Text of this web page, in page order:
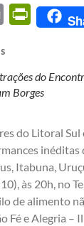
Email
do
Borges
do Litoral Sul
inéditas
Itabuna,
às 20h, no
de alimento
Fé e Alegria –